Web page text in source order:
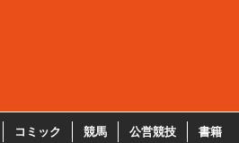
コミック 競馬 公営競技 書籍